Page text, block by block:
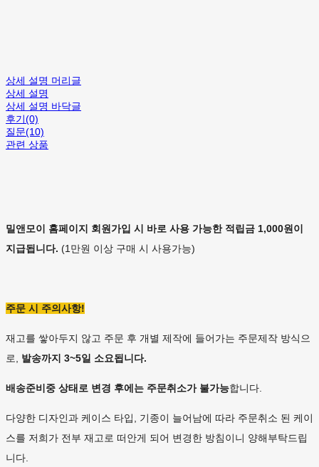
상세 설명 머리글
상세 설명
상세 설명 바닥글
후기(0)
질문(10)
관련 상품
밀앤모이 홈페이지 회원가입 시 바로 사용 가능한 적립금 1,000원이
지급됩니다. (1만원 이상 구매 시 사용가능)
주문 시 주의사항!
재고를 쌓아두지 않고 주문 후 개별 제작에 들어가는 주문제작 방식으
로, 발송까지 3~5일 소요됩니다.
배송준비중 상태로 변경 후에는 주문취소가 불가능합니다.
다양한 디자인과 케이스 타입, 기종이 늘어남에 따라 주문취소 된 케이
스를 저희가 전부 재고로 떠안게 되어 변경한 방침이니 양해부탁드립
니다.